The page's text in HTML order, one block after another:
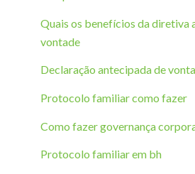
Quais os benefícios da diretiva
vontade
Declaração antecipada de
Protocolo familiar como fazer
Como fazer governança
Protocolo familiar em bh